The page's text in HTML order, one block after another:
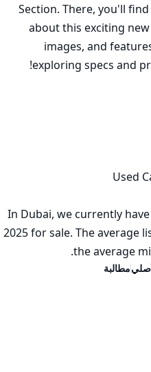
Section. There, you'll
about this exciting
images, and
In Dubai, we
2025 for sale. The average
the average
مطالبة